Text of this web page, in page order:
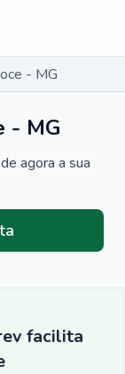
- MG
- MG
agora a sua
facilita